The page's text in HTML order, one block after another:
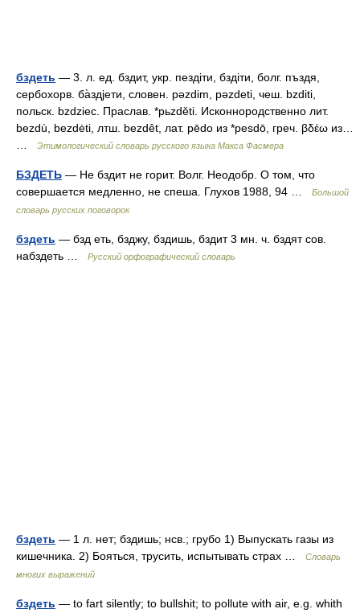
бздеть — 3. л. ед. бздит, укр. пездiти, бздiти, болг. пъздя,
сербохорв. ба̀здjети, словен. pǝzdim, pǝzdeti, чеш. bzditi,
польск. bzdziec. Праслав. *pьzděti. Исконнородственно лит.
bezdù, bezdėti, лтш. bezdêt, лат. pēdo из *pesdō, греч. βδέω из…
Этимологический словарь русского языка Макса Фасмера
БЗДЕТЬ — Не бздит не горит. Волг. Неодобр. О том, что
совершается медленно, не спеша. Глухов 1988, 94 …
Большой
словарь русских поговорок
бздеть — бзд еть, бзджу, бздишь, бздит 3 мн. ч. бздят сов.
набздеть …
Русский орфографический словарь
бздеть — 1 л. нет; бздишь; нсв.; грубо 1) Выпускать газы из
кишечника. 2) Бояться, трусить, испытывать страх …
Словарь
многих выражений
бздеть — to fart silently; to bullshit; to pollute with air, e.g. whith